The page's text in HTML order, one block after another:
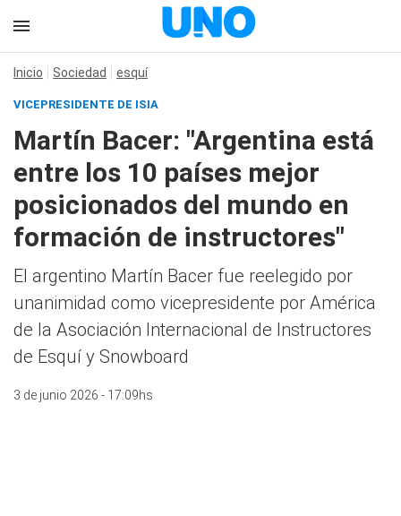
Inicio Sociedad esquí
VICEPRESIDENTE DE ISIA
Martín Bacer: "Argentina está
entre los 10 países mejor
posicionados del mundo en
formación de instructores"
El argentino Martín Bacer fue reelegido por
unanimidad como vicepresidente por América
de la Asociación Internacional de Instructores
de Esquí y Snowboard
3 de junio 2026 - 17:09hs